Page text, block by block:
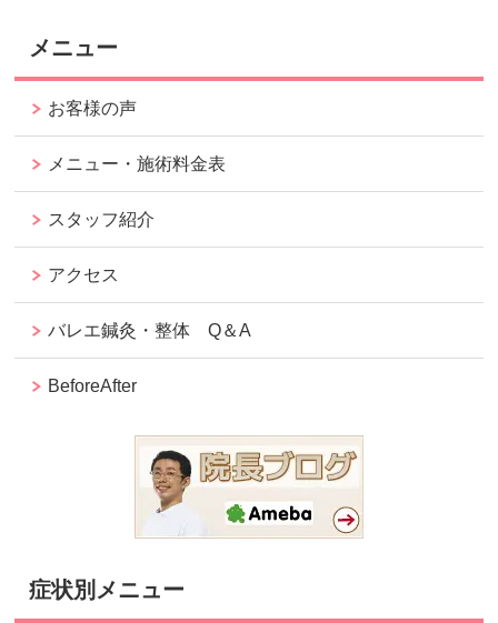
メニュー
お客様の声
メニュー・施術料金表
スタッフ紹介
アクセス
バレエ鍼灸・整体 Q＆A
BeforeAfter
症状別メニュー